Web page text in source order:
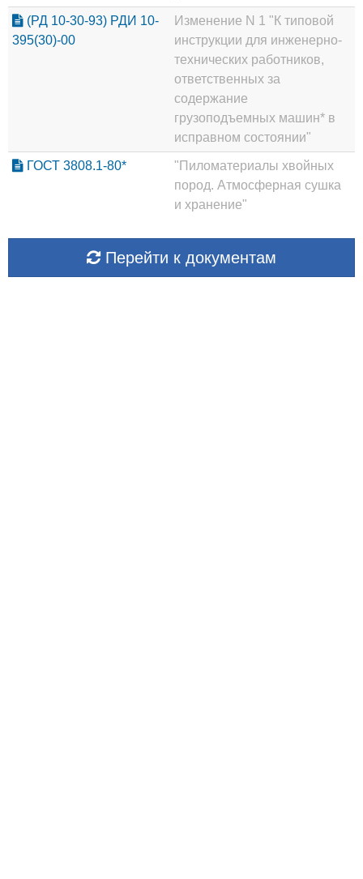
(РД 10-30-93) РДИ 10-
395(30)-00
Изменение N 1 "К типовой
инструкции для инженерно-
технических работников,
ответственных за
содержание
грузоподъемных машин* в
исправном состоянии"
ГОСТ 3808.1-80*
"Пиломатериалы хвойных
пород. Атмосферная сушка
и хранение"
Перейти к документам